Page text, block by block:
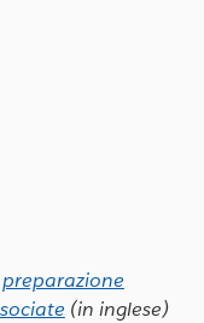
(in inglese)